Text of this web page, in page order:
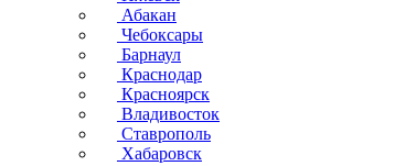
Абакан
Чебоксары
Барнаул
Краснодар
Красноярск
Владивосток
Ставрополь
Хабаровск